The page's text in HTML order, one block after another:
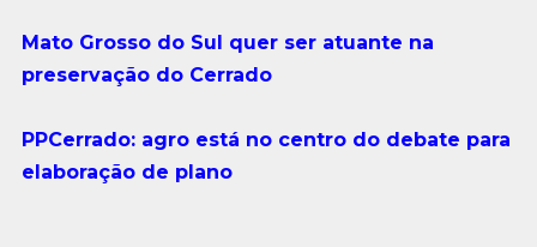
Mato Grosso do Sul quer ser atuante na
preservação do Cerrado
PPCerrado: agro está no centro do debate para
elaboração de plano